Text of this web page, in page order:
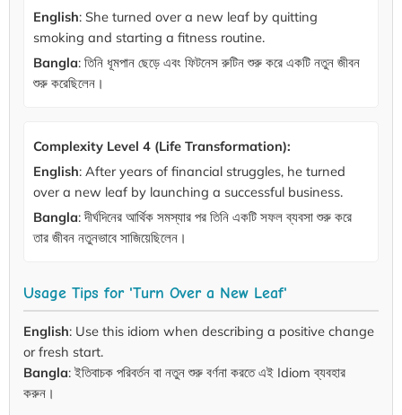
English: She turned over a new leaf by quitting
smoking and starting a fitness routine.
Bangla: তিনি ধূমপান ছেড়ে এবং ফিটনেস রুটিন শুরু করে একটি নতুন জীবন
শুরু করেছিলেন।
Complexity Level 4 (Life Transformation):
English: After years of financial struggles, he turned
over a new leaf by launching a successful business.
Bangla: দীর্ঘদিনের আর্থিক সমস্যার পর তিনি একটি সফল ব্যবসা শুরু করে
তার জীবন নতুনভাবে সাজিয়েছিলেন।
Usage Tips for 'Turn Over a New Leaf'
English: Use this idiom when describing a positive change
or fresh start.
Bangla: ইতিবাচক পরিবর্তন বা নতুন শুরু বর্ণনা করতে এই Idiom ব্যবহার
করুন।